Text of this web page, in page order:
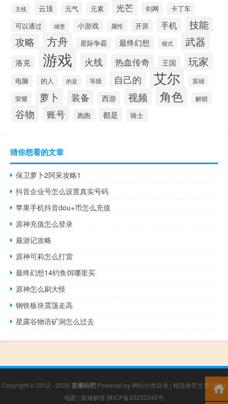
主线 云顶 元气 元素 光芒 剑网
卡丁车
可以通过
城堡 小游戏 属性 开原 手机
技能
攻略
方舟 星际争霸 最终幻想 模式 武器
洛克 游戏 火线 热血传奇 王国 玩家
电脑 的人 的是 等级 自己的 艾尔 英雄
荣耀 萝卜 装备 西游 视频 角色 解锁
谷物 账号 跑跑 都是 骑士
猜你想看的文章
保卫萝卜2阿呆攻略1
抖音企业号怎么设置真实号码
苹果手机抖音dou+币怎么充值
原神充值怎么登录
最游记攻略
原神可莉怎么打雷
最终幻想14钓鱼饵哪里买
原神怎么刷大怪
钢铁板块震荡走高
星露谷物语矿洞怎么过去
Copyright © 2012 - 2026 直播站吧 Powered by 网站分类目录 | 精选推荐文章 | 网站
地图 | 疑难解答 陕ICP备33233345号